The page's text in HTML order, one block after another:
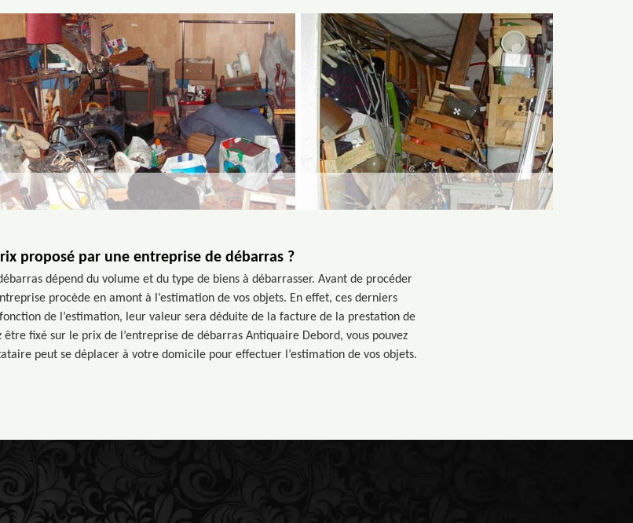
proposé par une entreprise de débarras ?
dépend du volume et du type de biens à débarrasser. Avant de procéder
procède en amont à l’estimation de vos objets. En effet, ces derniers
de l’estimation, leur valeur sera déduite de la facture de la prestation de
être fixé sur le prix de l’entreprise de débarras Antiquaire Debord, vous pouvez
peut se déplacer à votre domicile pour effectuer l’estimation de vos objets.